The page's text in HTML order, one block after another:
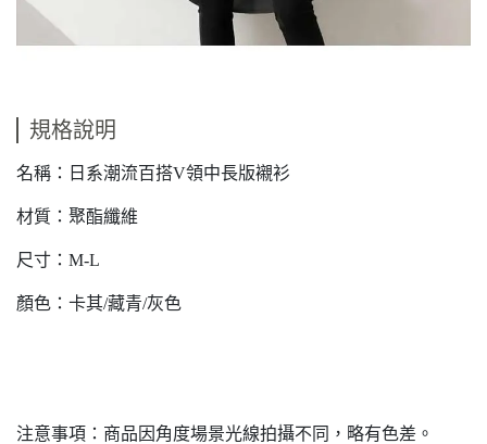
規格說明
名稱：日系潮流百搭V領中長版襯衫
材質：聚酯纖維
尺寸：M-L
顏色：卡其/藏青/灰色
注意事項：商品因角度場景光線拍攝不同，略有色差。